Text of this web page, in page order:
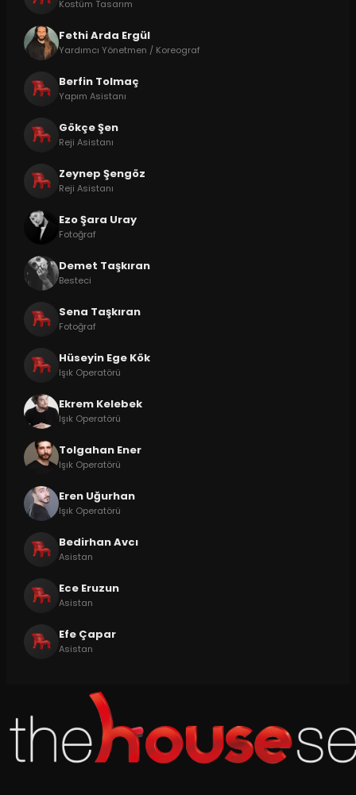
Kostüm Tasarım
Fethi Arda Ergül
Yardımcı Yönetmen / Koreograf
Berfin Tolmaç
Yapım Asistanı
Gökçe Şen
Reji Asistanı
Zeynep Şengöz
Reji Asistanı
Ezo Şara Uray
Fotoğraf
Demet Taşkıran
Besteci
Sena Taşkıran
Fotoğraf
Hüseyin Ege Kök
Işık Operatörü
Ekrem Kelebek
Işık Operatörü
Tolgahan Ener
Işık Operatörü
Eren Uğurhan
Işık Operatörü
Bedirhan Avcı
Asistan
Ece Eruzun
Asistan
Efe Çapar
Asistan